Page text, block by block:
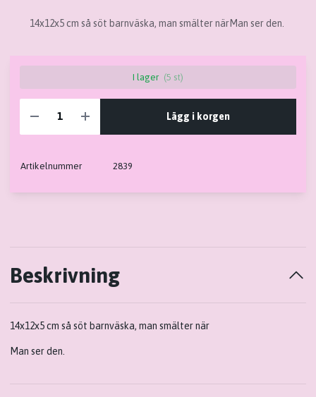
14x12x5 cm så söt barnväska, man smälter närMan ser den.
I lager (5 st)
Lägg i korgen
Artikelnummer 2839
Beskrivning
14x12x5 cm så söt barnväska, man smälter när
Man ser den.